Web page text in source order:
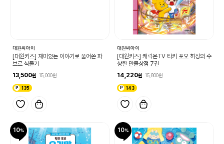
대원씨아이
[대원키즈] 재미있는 이야기로 풀어쓴 파
브르 식물기
13,500
15,000
135
대원씨아이
[대원키즈] 캐릭온TV 타키 포오 허징의 수
상한 만물상점 7권
14,220
15,800
143
10 10